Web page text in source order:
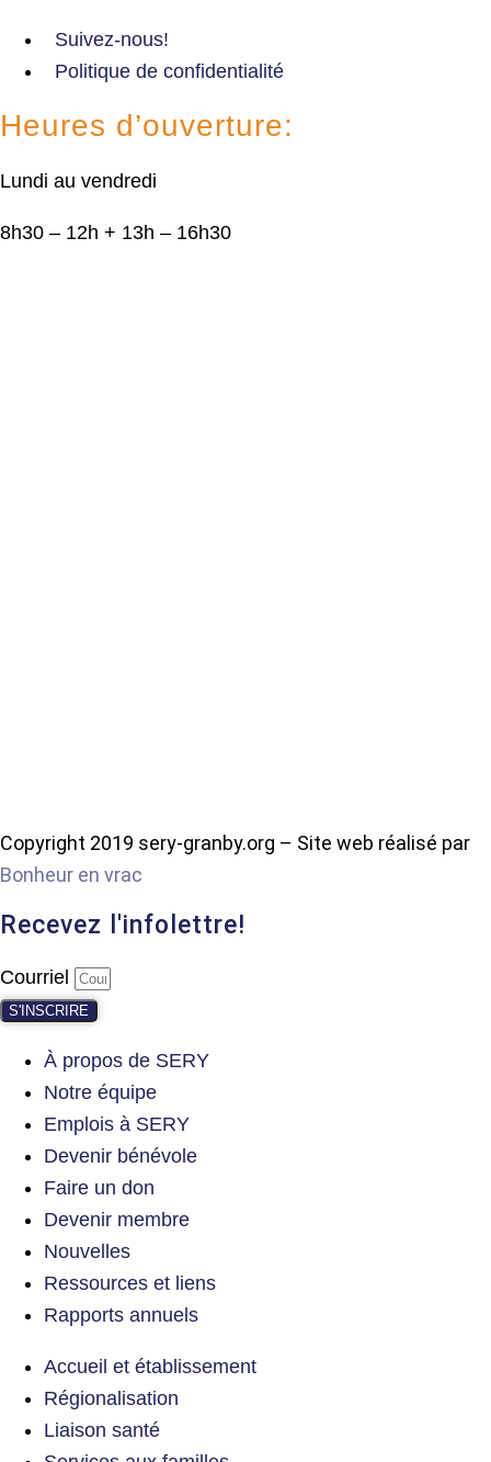
Suivez-nous!
Politique de confidentialité
Heures d’ouverture:
Lundi au vendredi
8h30 – 12h + 13h – 16h30
Copyright 2019 sery-granby.org – Site web réalisé par
Bonheur en vrac
Recevez l'infolettre!
Courriel
S'INSCRIRE
À propos de SERY
Notre équipe
Emplois à SERY
Devenir bénévole
Faire un don
Devenir membre
Nouvelles
Ressources et liens
Rapports annuels
Accueil et établissement
Régionalisation
Liaison santé